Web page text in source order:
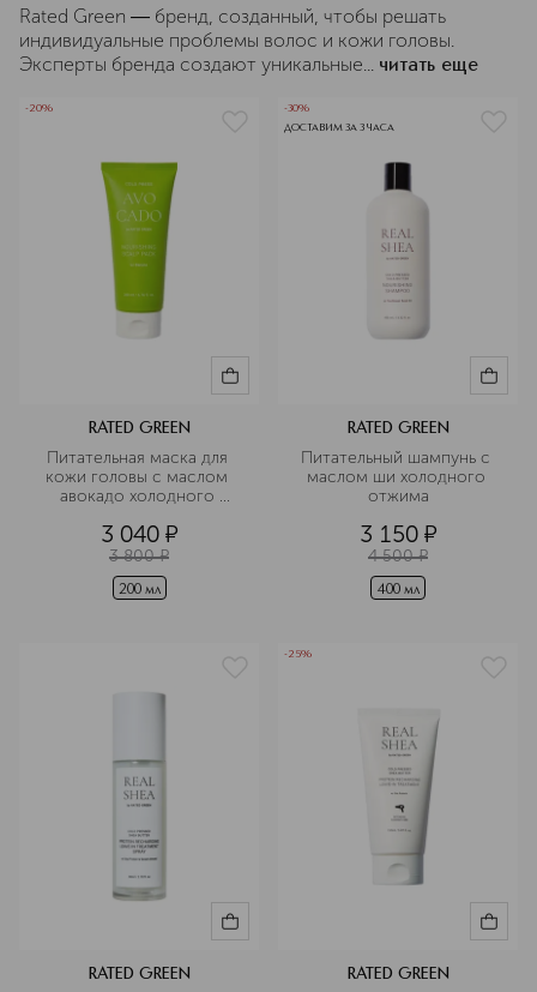
Rated Green ― бренд, созданный, чтобы решать
индивидуальные проблемы волос и кожи головы.
Эксперты бренда создают уникальные... читать еще
-20%
RATED GREEN
Питательная маска для
кожи головы с маслом
авокадо холодного
3 040 ¤
3 800 ¤
200 мл
-30%
ДОСТАВИМ ЗА 3 ЧАСА
RATED GREEN
Питательный шампунь с
маслом ши холодного
отжима
3 150 ¤
4 500 ¤
400 мл
RATED GREEN
-25%
RATED GREEN